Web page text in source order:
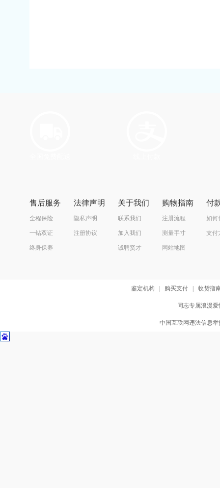
售后服务
全程保险
一钻双证
终身保养
法律声明
隐私声明
注册协议
关于我们
联系我们
加入我们
诚聘贤才
购物指南
注册流程
测量手寸
网站地图
付
如何
支付
鉴定机构 购买支付 收货指
同志专属浪漫
中国互联网违法信息